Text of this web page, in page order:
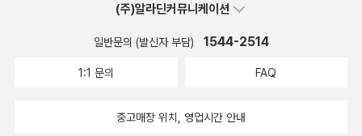
코와 그렇게 친했나?) 2. 범인이 히무라에게 도전장을 던진 이
유는? (왜 굳이 방해꾼을 끌어들였나?) 3. 범인이 유우코를 살
해한 이유는? 이 세 가지가 명확하지 않아서 찜찜하다. 그 중에
그다지 납득이 가지는 않는다. 처음에 찬찬히 진행된 것과 달리
롯한 유명 작품이 많이 알려져있고, 그 요즘엔 에도시대를 배경으
로 한 연작이 나오고 있는데, 권수가 상당히 많아서 다 읽기는 어
아야쓰지 유키토 라고 나왔지만, 약간 낯설어서 생각해보니, 이
(주)알라딘커뮤니케이션
일반문의 (발신자 부담) 1544-2514
1:1 문의 FAQ
중고매장 위치, 영업시간 안내